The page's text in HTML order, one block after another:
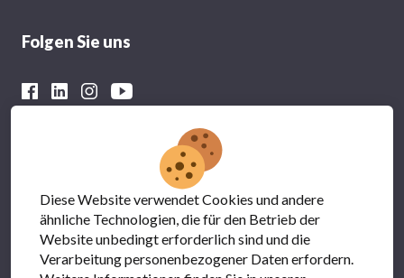
Folgen Sie uns
Mit der finanziellen Unterstützung von
Diese Website verwendet Cookies und andere
ähnliche Technologien, die für den Betrieb der
Website unbedingt erforderlich sind und die
Verarbeitung personenbezogener Daten erfordern.